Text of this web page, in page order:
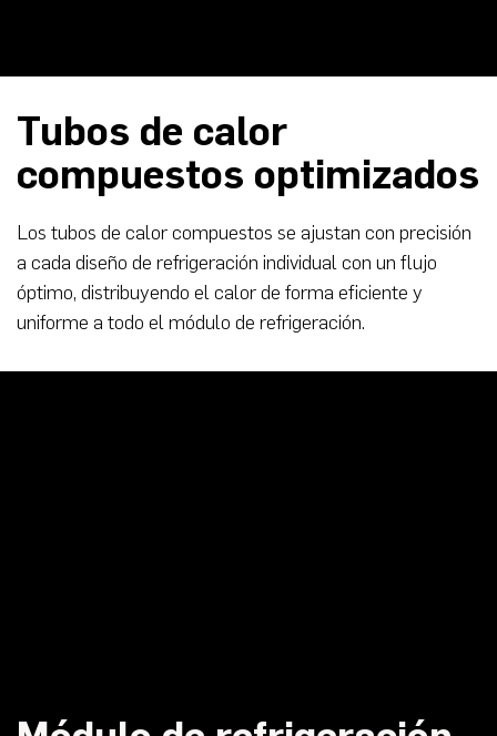
Tubos de calor
compuestos optimizados
Los tubos de calor compuestos se ajustan con precisión
a cada diseño de refrigeración individual con un flujo
óptimo, distribuyendo el calor de forma eficiente y
uniforme a todo el módulo de refrigeración.